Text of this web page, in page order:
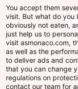
AS MONACO
You accept them
visit. But what do you
obviously not eaten,
just help us to
visit asmonaco.com,
as well as the
to deliver ads and
that you can change
regulations on
contact our team for